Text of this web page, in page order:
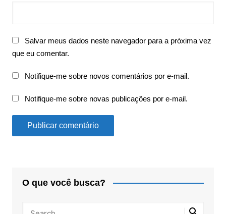
Salvar meus dados neste navegador para a próxima vez
que eu comentar.
Notifique-me sobre novos comentários por e-mail.
Notifique-me sobre novas publicações por e-mail.
O que você busca?